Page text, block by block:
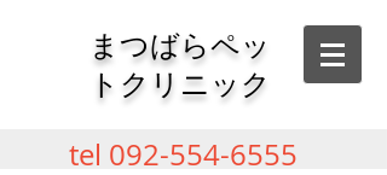
​まつばらペッ
トクリニック
tel 092-554-6555